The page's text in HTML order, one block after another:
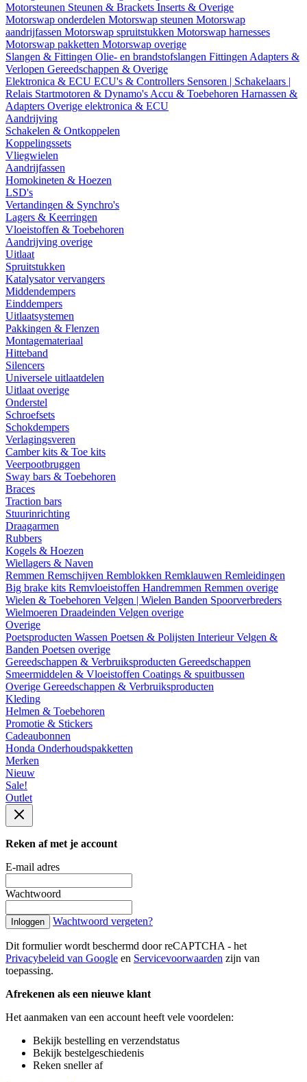
Motorsteunen Steunen & Brackets Inserts & Overige
Motorswap onderdelen Motorswap steunen Motorswap
aandrijfassen Motorswap spruitstukken Motorswap harnesses
Motorswap pakketten Motorswap overige
Slangen & Fittingen Olie- en brandstofslangen Fittingen Adapters &
Verlopen Gereedschappen & Overige
Elektronica & ECU ECU's & Controllers Sensoren | Schakelaars |
Relais Startmotoren & Dynamo's Accu & Toebehoren Harnassen &
Adapters Overige elektronica & ECU
Aandrijving
Schakelen & Ontkoppelen
Koppelingssets
Vliegwielen
Aandrijfassen
Homokineten & Hoezen
LSD's
Vertandingen & Synchro's
Lagers & Keerringen
Vloeistoffen & Toebehoren
Aandrijving overige
Uitlaat
Spruitstukken
Katalysator vervangers
Middendempers
Einddempers
Uitlaatsystemen
Pakkingen & Flenzen
Montagemateriaal
Hitteband
Silencers
Universele uitlaatdelen
Uitlaat overige
Onderstel
Schroefsets
Schokdempers
Verlagingsveren
Camber kits & Toe kits
Veerpootbruggen
Sway bars & Toebehoren
Braces
Traction bars
Stuurinrichting
Draagarmen
Rubbers
Kogels & Hoezen
Wiellagers & Naven
Remmen Remschijven Remblokken Remklauwen Remleidingen
Big brake kits Remvloeistoffen Handremmen Remmen overige
Wielen & Toebehoren Velgen | Wielen Banden Spoorverbreders
Wielmoeren Draadeinden Velgen overige
Overige
Poetsproducten Wassen Poetsen & Polijsten InterieurVelgen &
Banden Poetsen overige
Gereedschappen & Verbruiksproducten Gereedschappen
Smeermiddelen & Vloeistoffen Coatings & spuitbussen
Overige Gereedschappen & Verbruiksproducten
Kleding
Helmen & Toebehoren
Promotie & Stickers
Cadeaubonnen
Honda Onderhoudspakketten
Merken
Nieuw
Sale!
Outlet
Reken af met je account
E-mail adres
Wachtwoord
Inloggen Wachtwoord vergeten?
Dit formulier wordt beschermd door reCAPTCHA - het
Privacybeleid van Google en Servicevoorwaarden zijn van
toepassing.
Afrekenen als een nieuwe klant
Het aanmaken van een account heeft vele voordelen:
Bekijk bestelling en verzendstatus
Bekijk bestelgeschiedenis
Reken sneller af